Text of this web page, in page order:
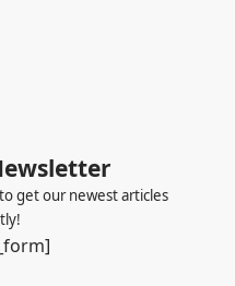
get our newest articles